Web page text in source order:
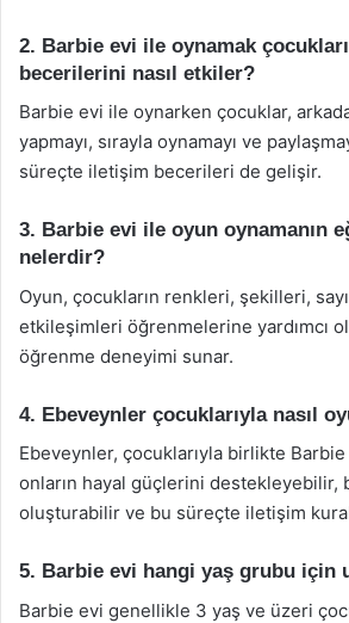
2. Barbie evi ile oynamak
becerilerini nasıl etkiler?
Barbie evi ile oynarken çocuklar,
yapmayı, sırayla oynamayı ve
süreçte iletişim becerileri de gelişir.
3. Barbie evi ile oyun oynamanın
nelerdir?
Oyun, çocukların renkleri, şekilleri,
etkileşimleri öğrenmelerine yardımcı
öğrenme deneyimi sunar.
4. Ebeveynler çocuklarıyla nasıl
Ebeveynler, çocuklarıyla birlikte
onların hayal güçlerini destekleyebilir,
oluşturabilir ve bu süreçte iletişim
5. Barbie evi hangi yaş grubu için
Barbie evi genellikle 3 yaş ve üzeri